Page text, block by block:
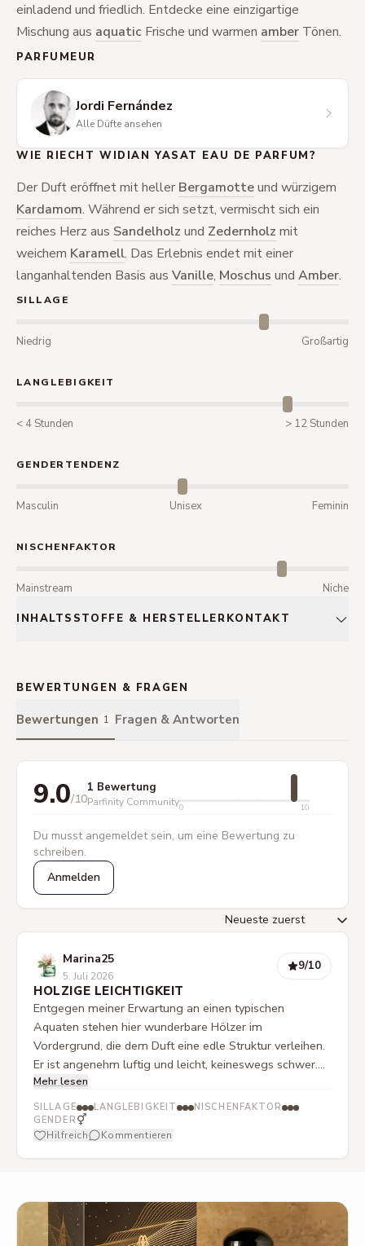
einladend und friedlich. Entdecke eine einzigartige
Mischung aus aquatic Frische und warmen amber Tönen.
PARFUMEUR
Jordi Fernández
Alle Düfte ansehen
WIE RIECHT WIDIAN YASAT EAU DE PARFUM?
Der Duft eröffnet mit heller Bergamotteund würzigem
Kardamom. Während er sich setzt, vermischt sich ein
reiches Herz aus Sandelholz und Zedernholz mit
weichem Karamell. Das Erlebnis endet mit einer
langanhaltenden Basis aus Vanille, Moschus und Amber.
SILLAGE
Niedrig Großartig
LANGLEBIGKEIT
< 4 Stunden > 12 Stunden
GENDERTENDENZ
Masculin Unisex Feminin
NISCHENFAKTOR
Mainstream Niche
INHALTSSTOFFE & HERSTELLERKONTAKT
BEWERTUNGEN & FRAGEN
Bewertungen 1 Fragen & Antworten
9.0/10
1 Bewertung
Parfinity Community0 10
Du musst angemeldet sein, um eine Bewertung zu
schreiben.
Anmelden
Marina25
5. Juli 2026
9/10
HOLZIGE LEICHTIGKEIT
Entgegen meiner Erwartung an einen typischen
Aquaten stehen hier wunderbare Hölzer im
Vordergrund, die dem Duft eine edle Struktur verleihen.
Er ist angenehm luftig und leicht, keineswegs schwer.
Eine feine Süße ist dezent im Hintergrund verwoben und
rundet das Gesamtbild ab, ohne dominant zu wirken. Ein
sehr hochwertiger, klarer Duft für den Sommer.
Mehr lesen
SILLAGE LANGLEBIGKEIT
NISCHENFAKTOR
GENDER ⚥
Hilfreich Kommentieren